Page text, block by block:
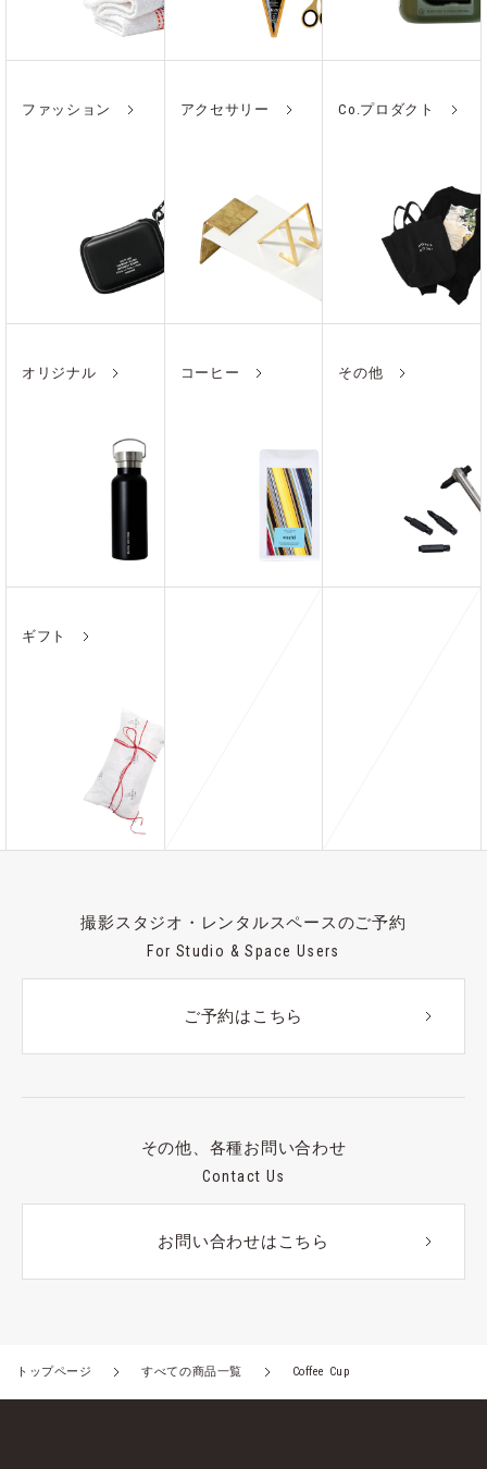
ファッション アクセサリー Co.プロダクト
オリジナル コーヒー その他
ギフト
撮影スタジオ・レンタルスペースのご予約
For Studio & Space Users
ご予約はこちら
その他、各種お問い合わせ
Contact Us
お問い合わせはこちら
トップページ すべての商品一覧 Coffee Cup